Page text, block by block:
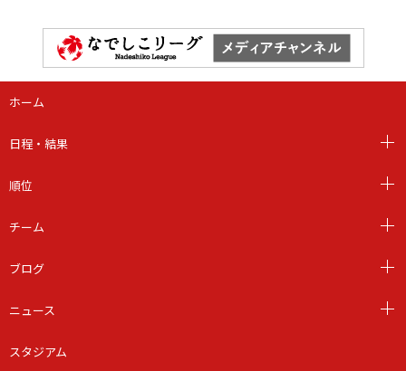
ホーム
日程・結果
順位
チーム
ブログ
ニュース
スタジアム